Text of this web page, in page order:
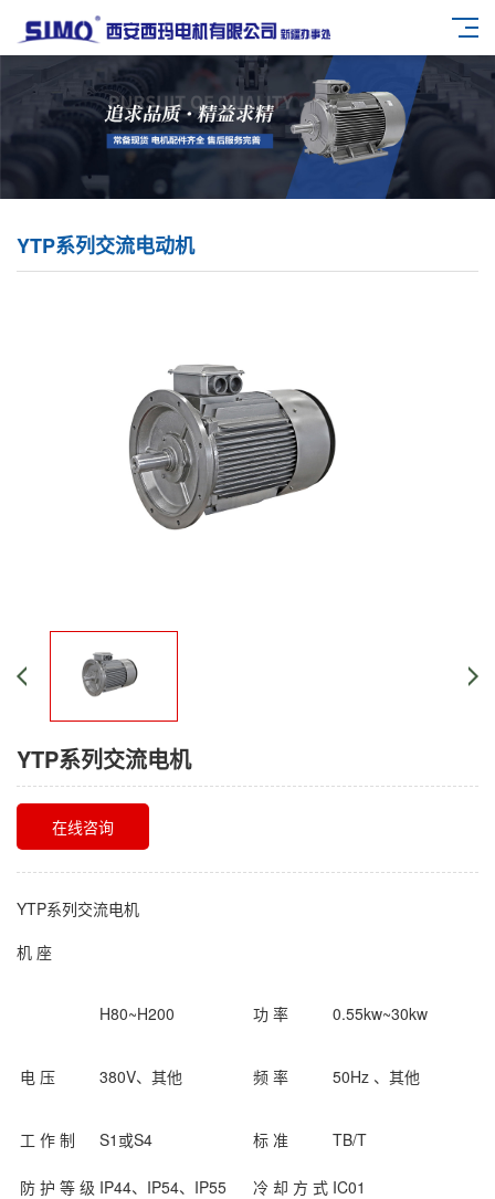
YTP系列交流电动机
YTP系列交流电机
在线咨询
YTP系列交流电机
机 座
H80~H200 功 率 0.55kw~30kw
电 压 380V、其他 频 率 50Hz 、其他
工 作 制 S1或S4 标 准 TB/T
防 护 等 级 IP44、IP54、IP55 冷 却 方 式 IC01